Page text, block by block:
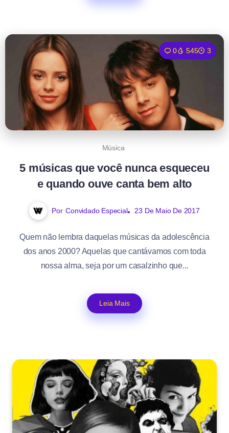
0 545 3
Música
5 músicas que você nunca esqueceu
e quando ouve canta bem alto
Por Convidado Especial 23 De Maio De 2017
Quem não lembra daquelas músicas da adolescência
dos anos 2000? Aquelas que cantávamos com toda
nossa alma, seja por um casalzinho que...
Leia Mais